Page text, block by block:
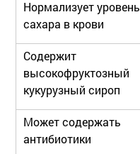
Нормализует уровень
сахара в крови
Содержит
высокофруктозный
кукурузный сироп
Может содержать
антибиотики